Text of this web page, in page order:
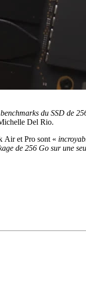
du SSD de
Del Rio.
Air et Pro sont «
de 256 Go sur une